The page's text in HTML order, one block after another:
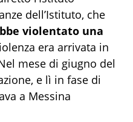
dell’Istituto, che
violentato una
era arrivata in
mese di giugno del
e lì in fase di
a Messina